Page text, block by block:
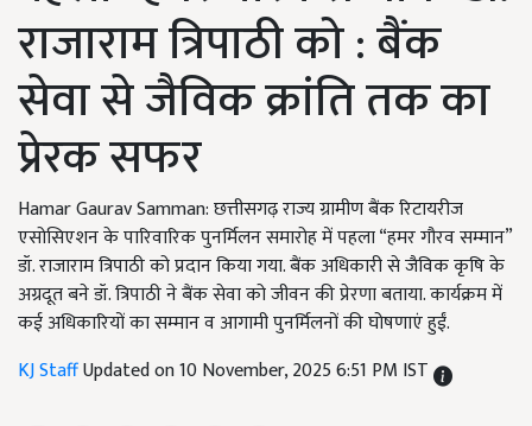
राजाराम त्रिपाठी को : बैंक
सेवा से जैविक क्रांति तक का
प्रेरक सफर
Hamar Gaurav Samman: छत्तीसगढ़ राज्य ग्रामीण बैंक रिटायरीज
एसोसिएशन के पारिवारिक पुनर्मिलन समारोह में पहला “हमर गौरव सम्मान”
डॉ. राजाराम त्रिपाठी को प्रदान किया गया. बैंक अधिकारी से जैविक कृषि के
अग्रदूत बने डॉ. त्रिपाठी ने बैंक सेवा को जीवन की प्रेरणा बताया. कार्यक्रम में
कई अधिकारियों का सम्मान व आगामी पुनर्मिलनों की घोषणाएं हुईं.
KJ StaffUpdated on 10 November, 2025 6:51 PM IST